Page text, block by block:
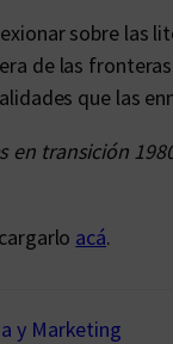
sobre las
de las
que las
en transición
acá.
y Marketing